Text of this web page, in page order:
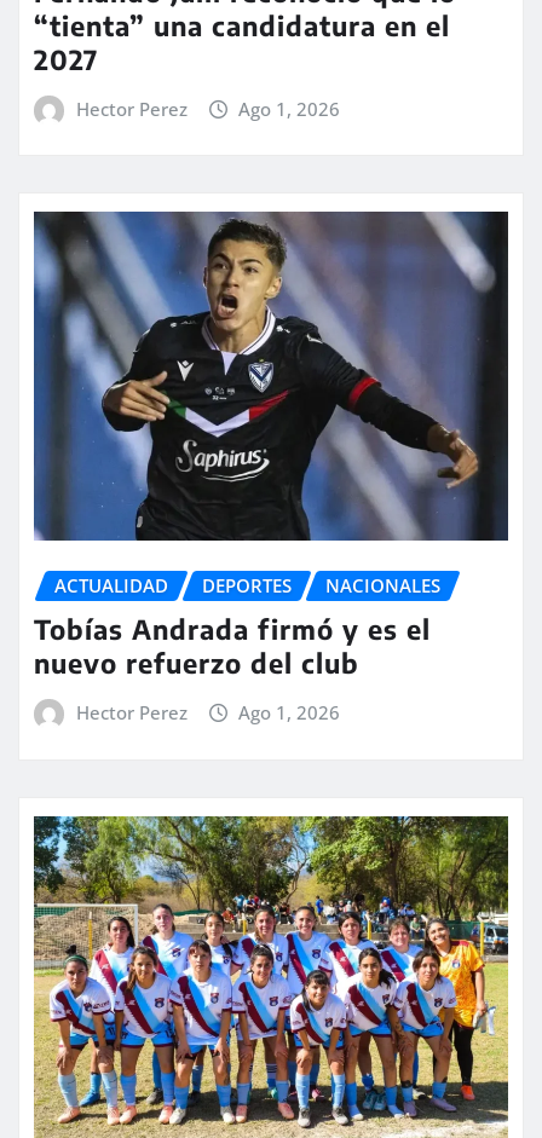
“tienta” una candidatura en el
2027
Hector Perez Ago 1, 2026
ACTUALIDAD DEPORTES NACIONALES
Tobías Andrada firmó y es el
nuevo refuerzo del club
Hector Perez Ago 1, 2026